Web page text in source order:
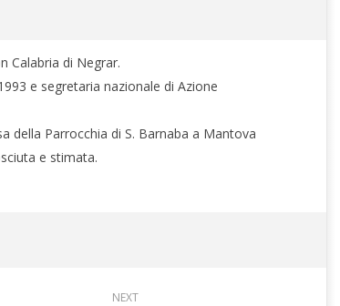
Calabria di Negrar.
e segretaria nazionale di Azione
della Parrocchia di S. Barnaba a Mantova
e stimata.
NEXT